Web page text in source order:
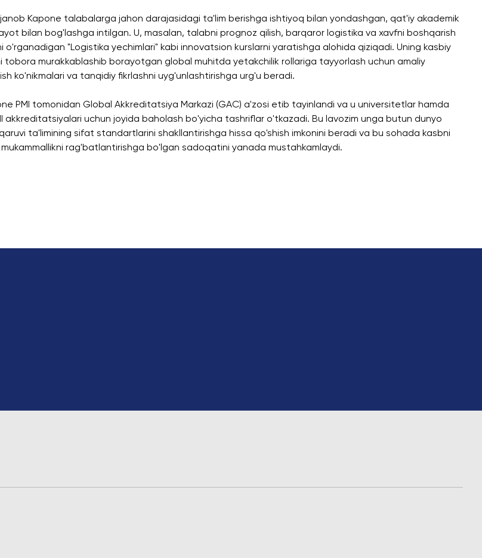
Kapone talabalarga jahon darajasidagi ta'lim berishga ishtiyoq bilan yondashgan, qat'iy akademik
bilan bog'lashga intilgan. U, masalan, talabni prognoz qilish, barqaror logistika va xavfni boshqarish
o'rganadigan "Logistika yechimlari" kabi innovatsion kurslarni yaratishga alohida qiziqadi. Uning kasbiy
tobora murakkablashib borayotgan global muhitda yetakchilik rollariga tayyorlash uchun amaliy
ko'nikmalari va tanqidiy fikrlashni uyg'unlashtirishga urg'u beradi.
PMI tomonidan Global Akkreditatsiya Markazi (GAC) a'zosi etib tayinlandi va u universitetlar hamda
akkreditatsiyalari uchun joyida baholash bo'yicha tashriflar o'tkazadi. Bu lavozim unga butun dunyo
ta'limining sifat standartlarini shakllantirishga hissa qo'shish imkonini beradi va bu sohada kasbni
rag'batlantirishga bo'lgan sadoqatini yanada mustahkamlaydi.